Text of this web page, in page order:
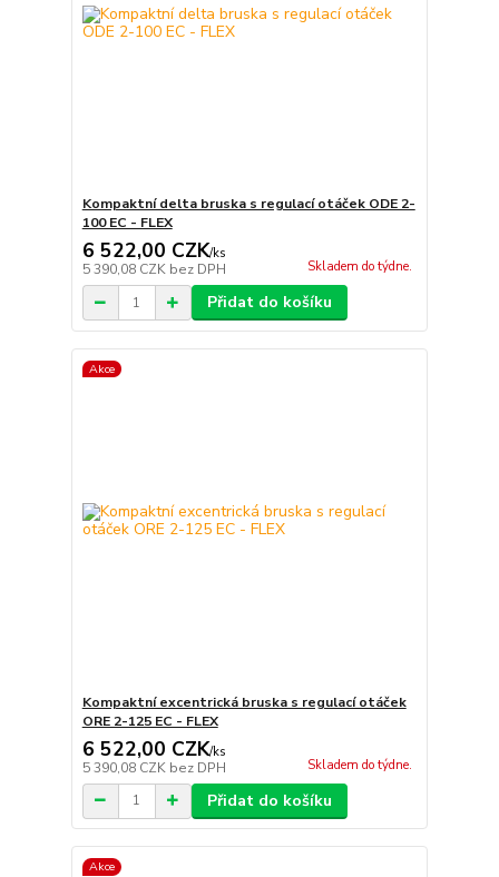
Kompaktní delta bruska s regulací otáček ODE 2-
100 EC - FLEX
6 522,00 CZK/ks
5 390,08 CZK bez DPH Skladem do týdne.
Přidat do košíku
Akce
Kompaktní excentrická bruska s regulací otáček
ORE 2-125 EC - FLEX
6 522,00 CZK/ks
5 390,08 CZK bez DPH Skladem do týdne.
Přidat do košíku
Akce